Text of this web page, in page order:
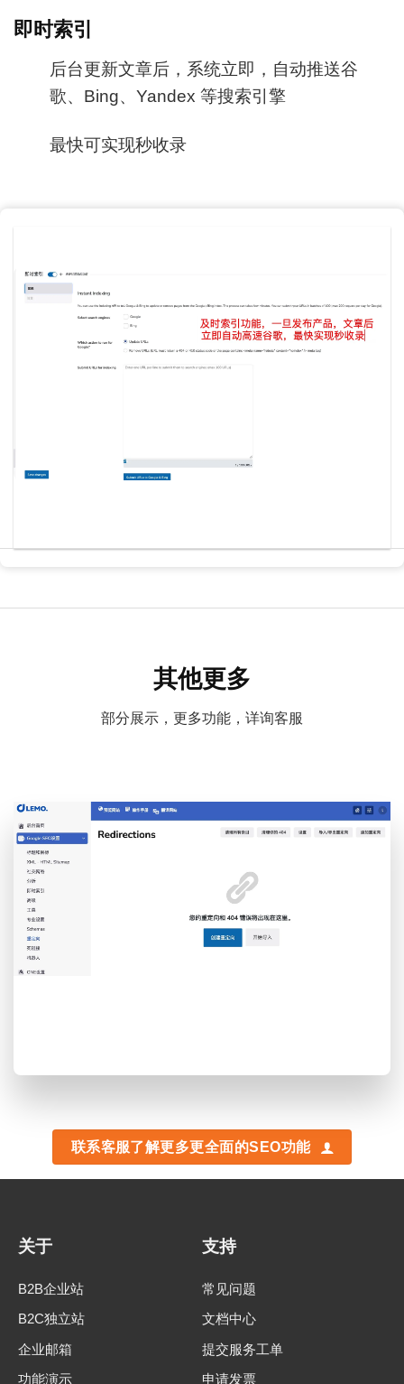
即时索引
后台更新文章后，系统立即，自动推送谷
歌、Bing、Yandex 等搜索引擎
最快可实现秒收录
其他更多
部分展示，更多功能，详询客服
联系客服了解更多更全面的SEO功能
关于
B2B企业站
B2C独立站
企业邮箱
功能演示
支持
常见问题
文档中心
提交服务工单
申请发票